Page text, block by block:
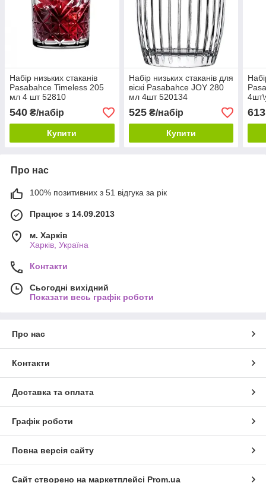
Набір низьких стаканів
Pasabahce Timeless 205
мл 4 шт 52810
540 ₴/набір
Купити
Набір низьких стаканів для
віскі Pasabahce JOY 280
мл 4шт 520134
525₴/набір
Купити
613
Про нас
100% позитивних з 51 відгука за рік
Працює з 14.09.2013
м. Харків
Харків, Україна
Контакти
Сьогодні вихідний
Показати весь графік роботи
Про нас
Контакти
Доставка та оплата
Графік роботи
Повна версія сайту
Сайт створено на маркетплейсі Prom.ua